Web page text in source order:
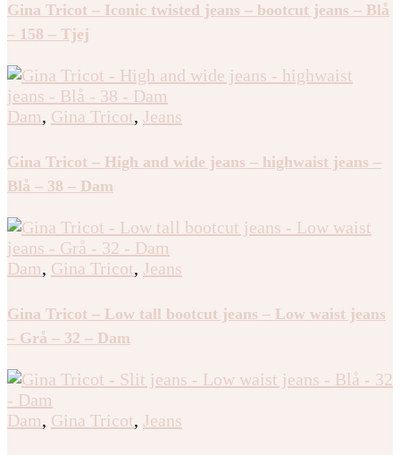
Gina Tricot – Iconic twisted jeans – bootcut jeans – Blå
– 158 – Tjej
Dam, Gina Tricot, Jeans
Gina Tricot – High and wide jeans – highwaist jeans –
Blå – 38 – Dam
Dam, Gina Tricot, Jeans
Gina Tricot – Low tall bootcut jeans – Low waist jeans
– Grå – 32 – Dam
Dam, Gina Tricot, Jeans